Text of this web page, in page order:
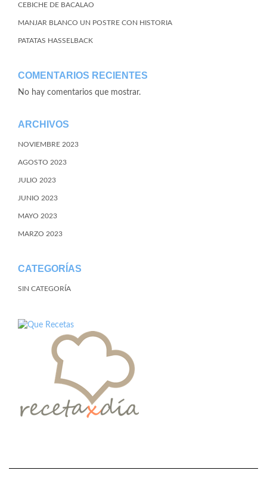
CEBICHE DE BACALAO
MANJAR BLANCO UN POSTRE CON HISTORIA
PATATAS HASSELBACK
COMENTARIOS RECIENTES
No hay comentarios que mostrar.
ARCHIVOS
NOVIEMBRE 2023
AGOSTO 2023
JULIO 2023
JUNIO 2023
MAYO 2023
MARZO 2023
CATEGORÍAS
SIN CATEGORÍA